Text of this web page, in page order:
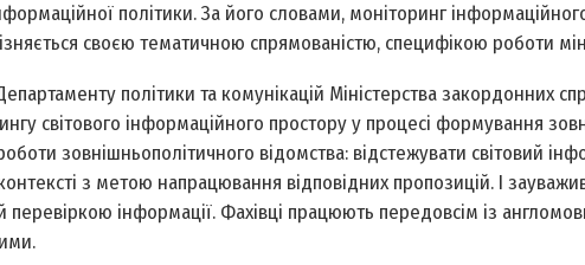
політики. За його словами, моніторинг
своєю тематичною спрямованістю, специфікою роботи
політики та комунікацій Міністерства закордонних
світового інформаційного простору у процесі формування
зовнішньополітичного відомства: відстежувати світовий
з метою напрацювання відповідних пропозицій. І
інформації. Фахівці працюють передовсім із